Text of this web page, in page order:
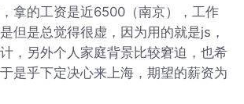
拿的工资是近6500（南京），工作
但是总觉得很虚，因为用的就是js，
，另外个人家庭背景比较窘迫，也希
是乎下定决心来上海，期望的薪资为